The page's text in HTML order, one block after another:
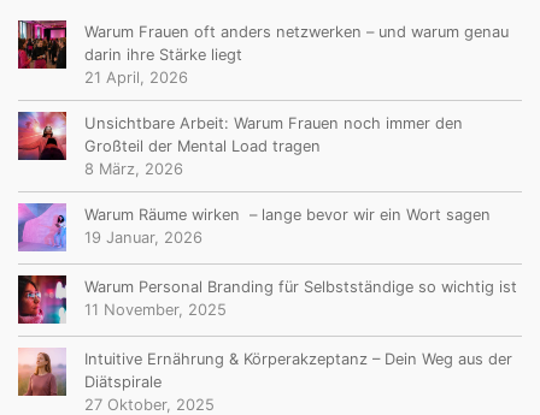
Warum Frauen oft anders netzwerken – und warum genau
darin ihre Stärke liegt
21 April, 2026
Unsichtbare Arbeit: Warum Frauen noch immer den
Großteil der Mental Load tragen
8 März, 2026
Warum Räume wirken – lange bevor wir ein Wort sagen
19 Januar, 2026
Warum Personal Branding für Selbstständige so wichtig ist
11 November, 2025
Intuitive Ernährung & Körperakzeptanz – Dein Weg aus der
Diätspirale
27 Oktober, 2025